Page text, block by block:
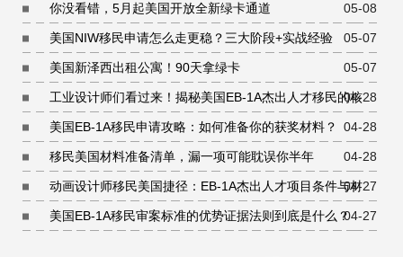
05-08
你没看错，5月起美国开放全新绿卡通道
05-07
美国NIW移民申请怎么走更稳？三大阶段+实战经验
05-07
美国新泽西出租公寓！90天拿绿卡
04-28
工业设计师们看过来！揭秘美国EB-1A杰出人才移民的核心
条件 04-28
美国EB-1A移民申请攻略：如何准备你的获奖材料？
04-28
移民美国材料准备清单，漏一项可能耽误你半年
04-27
动画设计师移民美国捷径：EB-1A杰出人才项目条件与材料
准备指南 04-27
美国EB-1A移民审案标准的优势证据法则到底是什么？